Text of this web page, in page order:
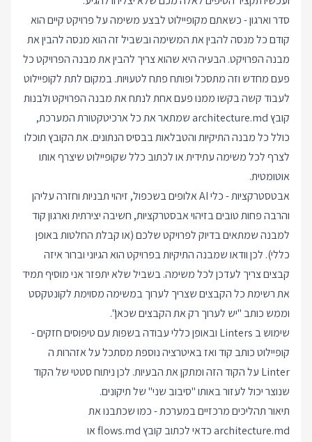
סדר וארגון - כשאתם מקופיילוט לבצע משימה על פרויקט קיים הוא
קודם כל מנסה להבין את המשימה ובשביל זה הוא מנסה להבין את
מבנה הפרויקט. הבעיה היא שהוא צריך להבין את מבנה הפרויקט כל
פעם מחדש וזה מתסכל ופותח פתח לטעויות. במקום לתת לקופיילוט
לעבוד קשה בקשו ממנו פעם אחת לנתח את מבנה הפרויקט ולבנות
קובץ architecture.md שמתאר את כל ארכיטקטורת המערכת,
כולל כל מבנה התיקיות והטבלאות בבסיס הנתונים. את הקובץ תוכלו
לצרף לכל משימה עתידית או לכתוב כלל שקופיילוט שיצרף אותו
אוטומטית.
אבטסטרקציות - כלי AI אלופים בשכפול, זיהוי תבניות וחזרה עליהן
והרבה פחות טובים בזיהוי אבסטרקציות, חשיבה יצירתית וארגון קוד
למבנה שמתאים בדיוק לפרויקט שלכם (או קבלת החלטות באופן
כללי). לכן וודאו שמבנה התיקיות בפרויקט הוא הגיוני וברור איזה
קבצים צריך לעדכן לכל משימה. בשביל שלא יתפזר אני מוסיף תמיד
את רשימת כל הקבצים שצריך לערוך במשימה מסוימת לקונטקסט
וממש כותב "יש לערוך רק את הקבצים שכאן".
שימוש ב Linters ובאופן כללי עבודה בשפות עם טיפוסים חזקים -
קופיילוט כותב קוד ואז באיטרציה נוספת מסתכל על אזהרות ה
Linter על הקוד הזה ומתקן את הבעיות. לכן ניתוח סטטי של הקוד
שנוצר יכול לעזור באותו "סיבוב שני" של תיקונים.
תיאור תהליכים מרכזיים במערכת - כמו שכתבנו את
architecture.md כדאי לכתוב קובץ flows.md או